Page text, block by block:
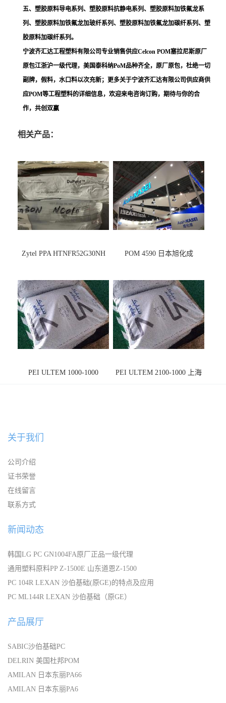
五、塑胶原料导电系列、塑胶原料抗静电系列、塑胶原料加铁氟龙系
列、塑胶原料加铁氟龙加玻纤系列、塑胶原料加铁氟龙加碳纤系列、塑
胶原料加碳纤系列。
宁波齐汇达工程塑料有限公司专业销售供应Celcon POM塞拉尼斯原厂
原包江浙沪一级代理，美国泰科纳PoM品种齐全，原厂原包，杜绝一切
副牌，假料，水口料以次充新；更多关于宁波齐汇达有限公司供应商供
应POM等工程塑料的详细信息，欢迎来电咨询订购，期待与你的合
作，共创双赢
相关产品：
Zytel PPA HTNFR52G30NH POM 4590 日本旭化成
PEI ULTEM 1000-1000
PEI ULTEM 2100-1000 上海
关于我们
公司介绍
证书荣誉
在线留言
联系方式
新闻动态
韩国LG PC GN1004FA原厂正品一级代理
通用塑料原料PP Z-1500E 山东道恩Z-1500
PC 104R LEXAN 沙伯基础(原GE)的特点及应用
PC ML144R LEXAN 沙伯基础（原GE）
产品展厅
SABIC沙伯基础PC
DELRIN 美国杜邦POM
AMILAN 日本东丽PA66
AMILAN 日本东丽PA6